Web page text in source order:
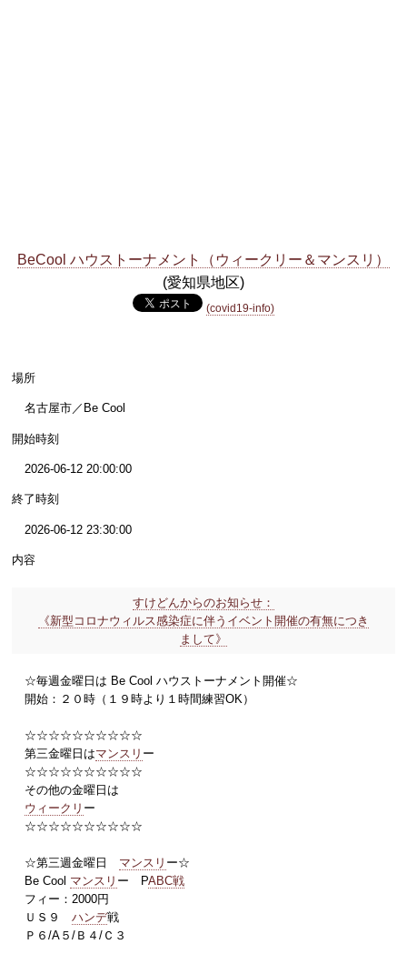
BeCool ハウストーナメント（ウィークリー＆マンスリ）
(愛知県地区)
(covid19-info)
場所
名古屋市／Be Cool
開始時刻
2026-06-12 20:00:00
終了時刻
2026-06-12 23:30:00
内容
すけどんからのお知らせ：
《新型コロナウィルス感染症に伴うイベント開催の有無につき
まして》
☆毎週金曜日は Be Cool ハウストーナメント開催☆
開始：２０時（１９時より１時間練習OK）
☆☆☆☆☆☆☆☆☆☆
第三金曜日はマンスリ ー
☆☆☆☆☆☆☆☆☆☆
その他の金曜日は
ウィークリ ー
☆☆☆☆☆☆☆☆☆☆
☆第三週金曜日 マンスリ ー☆
Be Cool マンスリ ー PABC戦
フィー：2000円
ＵＳ９ ハンデ戦
Ｐ６/A５/Ｂ４/Ｃ３